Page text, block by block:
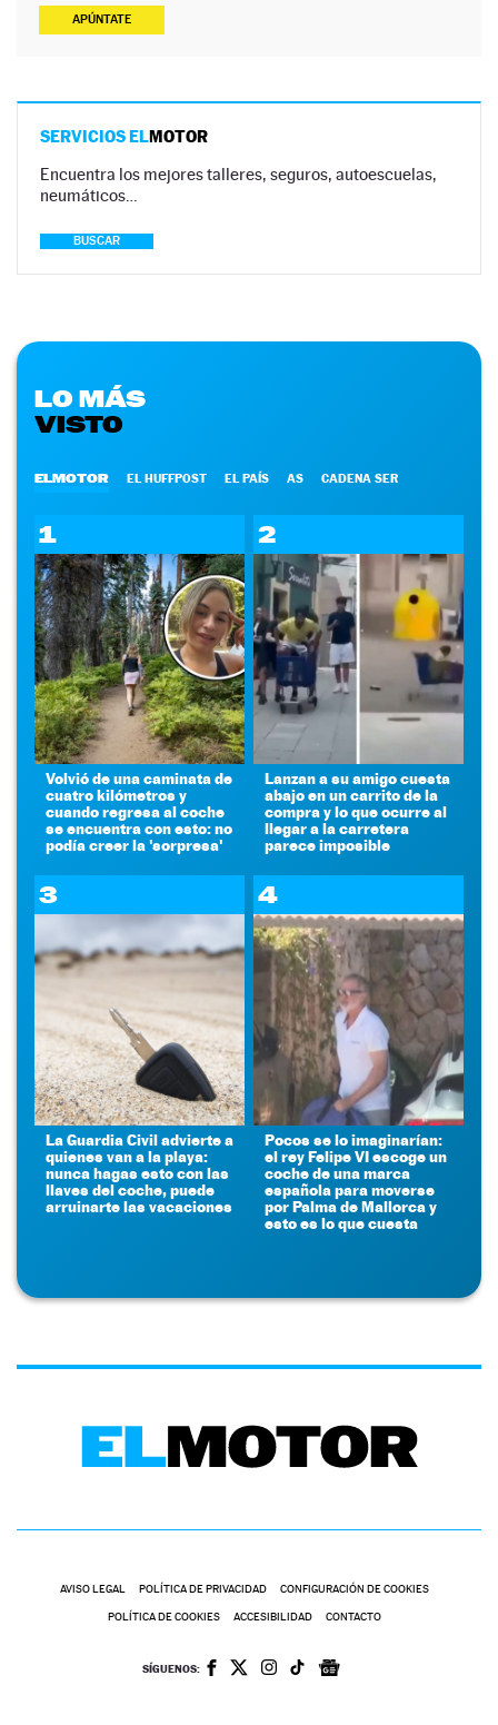
APÚNTATE
SERVICIOS ELMOTOR
Encuentra los mejores talleres, seguros, autoescuelas,
neumáticos…
BUSCAR
LO MÁS
VISTO
ELMOTOR EL HUFFPOST EL PAÍS AS CADENA SER
1
Volvió de una caminata de
cuatro kilómetros y
cuando regresa al coche
se encuentra con esto: no
podía creer la 'sorpresa'
2
Lanzan a su amigo cuesta
abajo en un carrito de la
compra y lo que ocurre al
llegar a la carretera
parece imposible
3
La Guardia Civil advierte a
quienes van a la playa:
nunca hagas esto con las
llaves del coche, puede
arruinarte las vacaciones
4
Pocos se lo imaginarían:
el rey Felipe VI escoge un
coche de una marca
española para moverse
por Palma de Mallorca y
esto es lo que cuesta
AVISO LEGAL POLÍTICA DE PRIVACIDAD CONFIGURACIÓN DE COOKIES
POLÍTICA DE COOKIES ACCESIBILIDAD CONTACTO
SÍGUENOS: